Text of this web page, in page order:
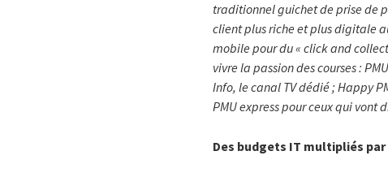
traditionnel guichet de prise de
client plus riche et plus digitale
mobile pour du « click and
vivre la passion des courses :
Info, le canal TV dédié ; Happy
PMU express pour ceux qui vont
Des budgets IT multipliés